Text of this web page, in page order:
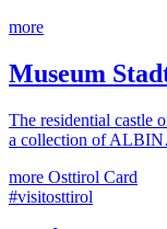
more
Museum
The residential castle
a collection of
more Osttirol Card
#visitosttirol